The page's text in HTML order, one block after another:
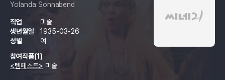
Yolanda Sonnabend
직업
미술
생년월일
1935-03-26
성별
여
참여작품(1)
<템페스트> 미술